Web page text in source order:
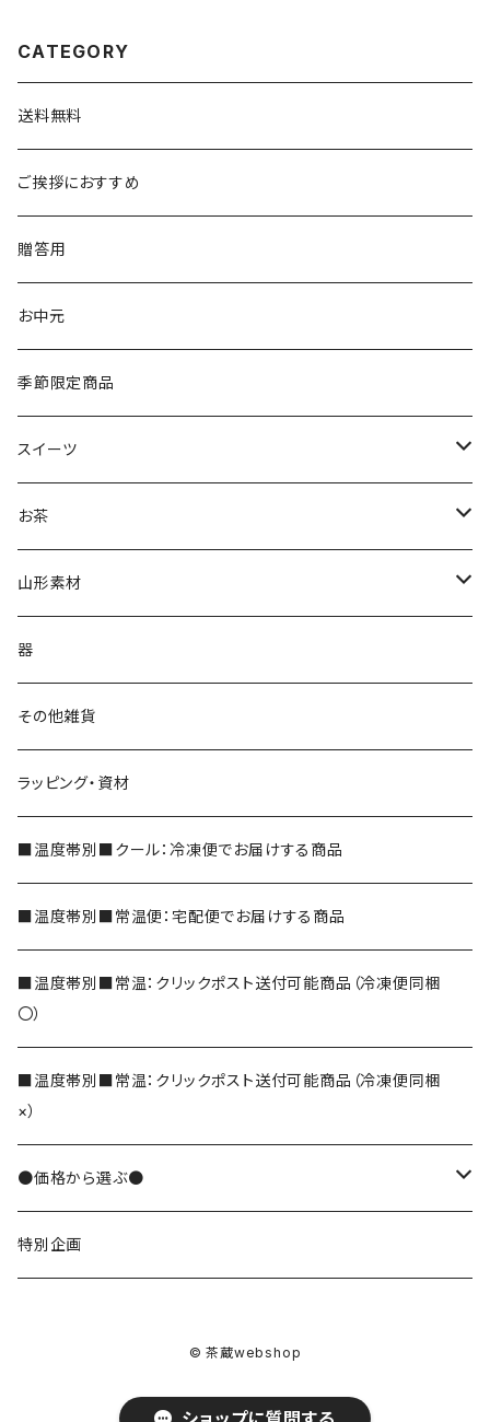
CATEGORY
送料無料
ご挨拶におすすめ
贈答用
お中元
季節限定商品
スイーツ
ジェラート
抹茶ジェラート
やまがたジェラート
茶蔵焼（生クリームどら焼き）
ケーキ
フルーツケーキ
和フィナンシェ
シェイク
お茶
茶蔵ブランド
煎茶
かぶせ茶
深蒸し茶
玉露
玄米茶
ほうじ茶
和紅茶
そば茶
でわかおりそば茶
その他のお茶
便利なティーバッグ
山形素材
山形だしの素
紅花
器
その他雑貨
ラッピング・資材
■温度帯別■クール：冷凍便でお届けする商品
■温度帯別■常温便：宅配便でお届けする商品
■温度帯別■常温：クリックポスト送付可能商品（冷凍便同梱
〇）
■温度帯別■常温：クリックポスト送付可能商品（冷凍便同梱
×）
●価格から選ぶ●
10000円
特別企画
© 茶蔵webshop